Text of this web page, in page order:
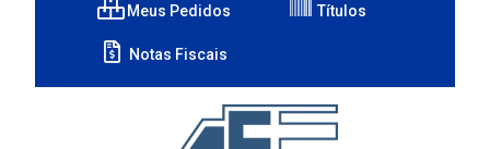
Meus Pedidos Títulos
Notas Fiscais